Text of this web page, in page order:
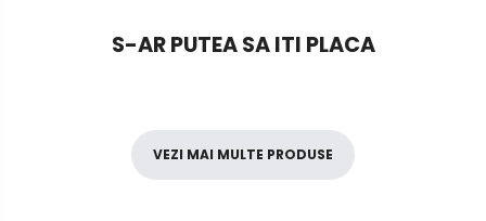
S-AR PUTEA SA ITI PLACA
VEZI MAI MULTE PRODUSE